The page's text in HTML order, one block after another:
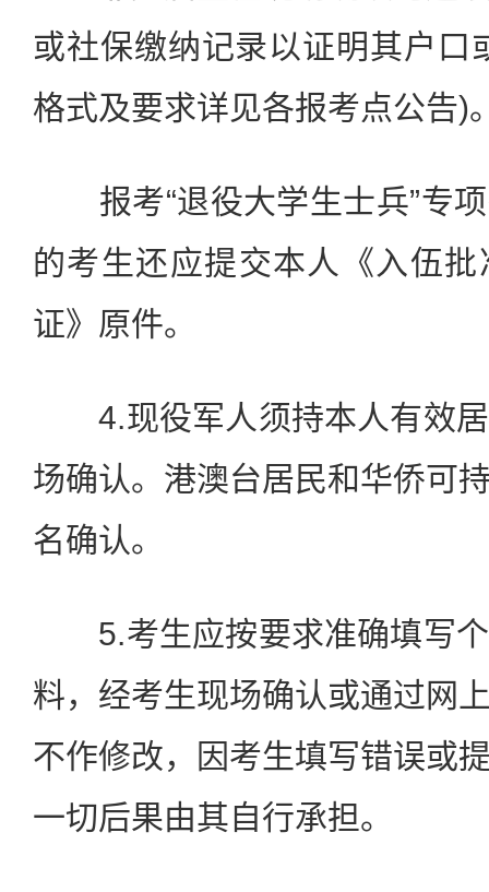
或社保缴纳记录以证明其户口
格式及要求详见各报考点公告)
报考“退役大学生士兵”专项
的考生还应提交本人《入伍
证》原件。
4.现役军人须持本人有效居
场确认。港澳台居民和华侨可
名确认。
5.考生应按要求准确填写个
料，经考生现场确认或通过网
不作修改，因考生填写错误或
一切后果由其自行承担。